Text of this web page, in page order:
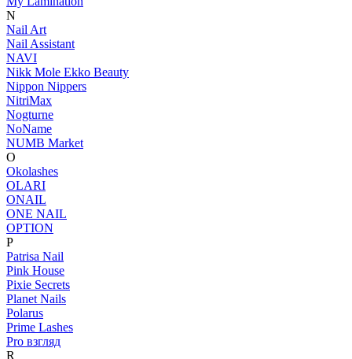
N
Nail Art
Nail Assistant
NAVI
Nikk Mole Ekko Beauty
Nippon Nippers
NitriMax
Nogturne
NoName
NUMB Market
O
Okolashes
OLARI
ONAIL
ONE NAIL
OPTION
P
Patrisa Nail
Pink House
Pixie Secrets
Planet Nails
Polarus
Prime Lashes
Pro взгляд
R